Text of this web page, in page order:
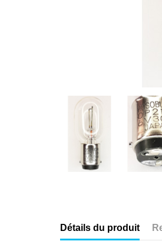
Détails du produit